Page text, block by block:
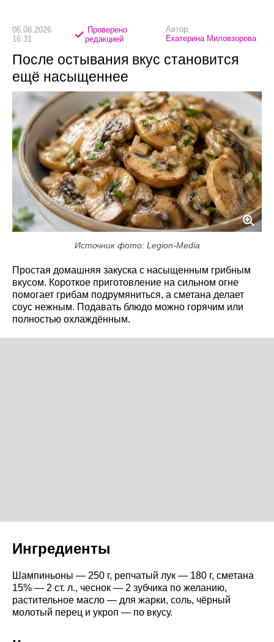
06.08.2026
16:31
Проверено
редакцией
Автор:
Екатерина Миловзорова
После остывания вкус становится
ещё насыщеннее
Источник фото: Legion-Media
Простая домашняя закуска с насыщенным грибным
вкусом. Короткое приготовление на сильном огне
помогает грибам подрумяниться, а сметана делает
соус нежным. Подавать блюдо можно горячим или
полностью охлаждённым.
Ингредиенты
Шампиньоны — 250 г, репчатый лук — 180 г, сметана
15% — 2 ст. л., чеснок — 2 зубчика по желанию,
растительное масло — для жарки, соль, чёрный
молотый перец и укроп — по вкусу.